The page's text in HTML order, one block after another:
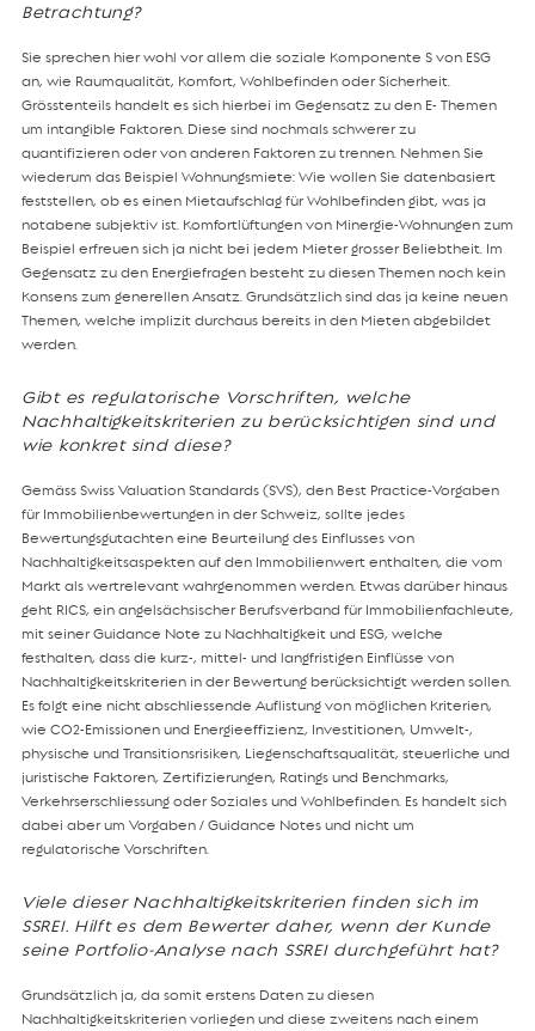
Betrachtung?
Sie sprechen hier wohl vor allem die soziale Komponente S von ESG
an, wie Raumqualität, Komfort, Wohlbefinden oder Sicherheit.
Grösstenteils handelt es sich hierbei im Gegensatz zu den E- Themen
um intangible Faktoren. Diese sind nochmals schwerer zu
quantifizieren oder von anderen Faktoren zu trennen. Nehmen Sie
wiederum das Beispiel Wohnungsmiete: Wie wollen Sie datenbasiert
feststellen, ob es einen Mietaufschlag für Wohlbefinden gibt, was ja
notabene subjektiv ist. Komfortlüftungen von Minergie-Wohnungen zum
Beispiel erfreuen sich ja nicht bei jedem Mieter grosser Beliebtheit. Im
Gegensatz zu den Energiefragen besteht zu diesen Themen noch kein
Konsens zum generellen Ansatz. Grundsätzlich sind das ja keine neuen
Themen, welche implizit durchaus bereits in den Mieten abgebildet
werden.
Gibt es regulatorische Vorschriften, welche
Nachhaltigkeitskriterien zu berücksichtigen sind und
wie konkret sind diese?
Gemäss Swiss Valuation Standards (SVS), den Best Practice-Vorgaben
für Immobilienbewertungen in der Schweiz, sollte jedes
Bewertungsgutachten eine Beurteilung des Einflusses von
Nachhaltigkeitsaspekten auf den Immobilienwert enthalten, die vom
Markt als wertrelevant wahrgenommen werden. Etwas darüber hinaus
geht RICS, ein angelsächsischer Berufsverband für Immobilienfachleute,
mit seiner Guidance Note zu Nachhaltigkeit und ESG, welche
festhalten, dass die kurz-, mittel- und langfristigen Einflüsse von
Nachhaltigkeitskriterien in der Bewertung berücksichtigt werden sollen.
Es folgt eine nicht abschliessende Auflistung von möglichen Kriterien,
wie CO2-Emissionen und Energieeffizienz, Investitionen, Umwelt-,
physische und Transitionsrisiken, Liegenschaftsqualität, steuerliche und
juristische Faktoren, Zertifizierungen, Ratings und Benchmarks,
Verkehrserschliessung oder Soziales und Wohlbefinden. Es handelt sich
dabei aber um Vorgaben / Guidance Notes und nicht um
regulatorische Vorschriften.
Viele dieser Nachhaltigkeitskriterien finden sich im
SSREI. Hilft es dem Bewerter daher, wenn der Kunde
seine Portfolio-Analyse nach SSREI durchgeführt hat?
Grundsätzlich ja, da somit erstens Daten zu diesen
Nachhaltigkeitskriterien vorliegen und diese zweitens nach einem